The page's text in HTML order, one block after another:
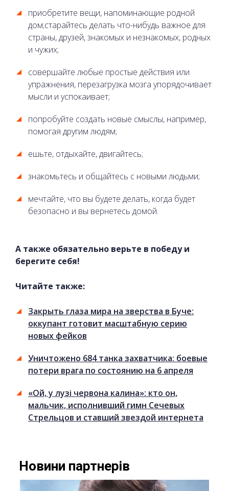
приобретите вещи, напоминающие родной
дом;старайтесь делать что-нибудь важное для
страны, друзей, знакомых и незнакомых, родных
и чужих;
совершайте любые простые действия или
упражнения, перезагрузка мозга упорядочивает
мысли и успокаивает;
попробуйте создать новые смыслы, например,
помогая другим людям;
ешьте, отдыхайте, двигайтесь;
знакомьтесь и общайтесь с новыми людьми;
мечтайте, что вы будете делать, когда будет
безопасно и вы вернетесь домой.
А также обязательно верьте в победу и
берегите себя!
Читайте также:
Закрыть глаза мира на зверства в Буче:
оккупант готовит масштабную серию
новых фейков
Уничтожено 684 танка захватчика: боевые
потери врага по состоянию на 6 апреля
«Ой, у лузі червона калина»: кто он,
мальчик, исполнивший гимн Сечевых
Стрельцов и ставший звездой интернета